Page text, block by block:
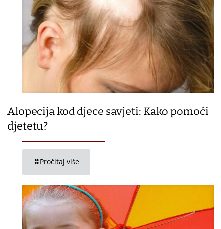
Alopecija kod djece savjeti: Kako pomoći
djetetu?
Pročitaj više